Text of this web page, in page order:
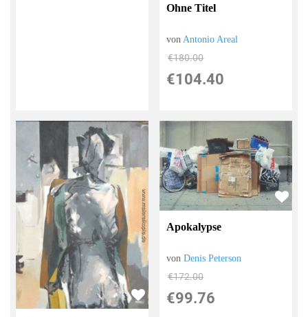
Ohne Titel
von Antonio Areal
€180.00
€104.40
Apokalypse
vonDenis Peterson
€172.00
€99.76